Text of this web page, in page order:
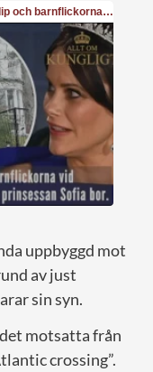
uppbyggd mot
av just
sin syn.
motsatta från
crossing”.